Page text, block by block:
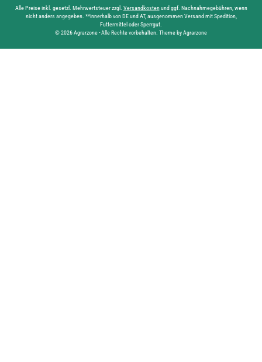
Alle Preise inkl. gesetzl. Mehrwertsteuer zzgl. Versandkostenund ggf. Nachnahmegebühren, wenn
nicht anders angegeben. **innerhalb von DE und AT, ausgenommen Versand mit Spedition,
Futtermittel oder Sperrgut.
© 2026 Agrarzone - Alle Rechte vorbehalten. Theme by Agrarzone